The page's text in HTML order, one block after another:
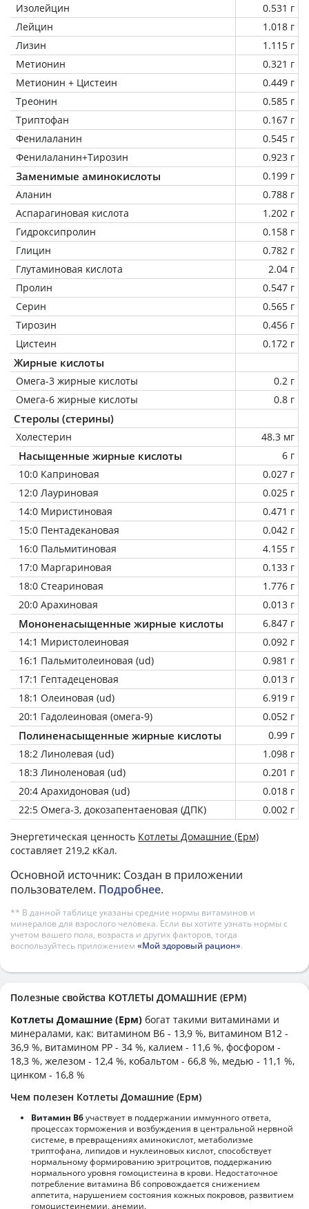
Изолейцин
0.531 г
Лейцин
1.018 г
Лизин
1.115 г
Метионин
0.321 г
Метионин + Цистеин
0.449 г
Треонин
0.585 г
Триптофан
0.167 г
Фенилаланин
0.545 г
Фенилаланин+Тирозин
0.923 г
Заменимые аминокислоты
0.199 г
Аланин
0.788 г
Аспарагиновая кислота
1.202 г
Гидроксипролин
0.158 г
Глицин
0.782 г
Глутаминовая кислота
2.04 г
Пролин
0.547 г
Серин
0.565 г
Тирозин
0.456 г
Цистеин
0.172 г
Жирные кислоты
Омега-3 жирные кислоты
0.2 г
Омега-6 жирные кислоты
0.8 г
Стеролы (стерины)
Холестерин 48.3 мг
Насыщенные жирные кислоты
6 г
10:0 Каприновая
0.027 г
12:0 Лауриновая
0.025 г
14:0 Миристиновая
0.471 г
15:0 Пентадекановая
0.042 г
16:0 Пальмитиновая
4.155 г
17:0 Маргариновая
0.133 г
18:0 Стеариновая
1.776 г
20:0 Арахиновая
0.013 г
Мононенасыщенные жирные кислоты
6.847 г
14:1 Миристолеиновая
0.092 г
16:1 Пальмитолеиновая (ud)
0.981 г
17:1 Гептадеценовая
0.013 г
18:1 Олеиновая (ud)
6.919 г
20:1 Гадолеиновая (омега-9)
0.052 г
Полиненасыщенные жирные кислоты
0.99 г
18:2 Линолевая (ud)
1.098 г
18:3 Линоленовая (ud)
0.201 г
20:4 Арахидоновая (ud)
0.018 г
22:5 Омега-3, докозапентаеновая (ДПК)
0.002 г
Энергетическая ценность Котлеты Домашние (Ерм)
составляет 219,2 кКал.
Основной источник: Создан в приложении
пользователем. Подробнее.
** В данной таблице указаны средние нормы витаминов и
минералов для взрослого человека. Если вы хотите узнать нормы с
учетом вашего пола, возраста и других факторов, тогда
воспользуйтесь приложением «Мой здоровый рацион».
Полезные свойства КОТЛЕТЫ ДОМАШНИЕ (ЕРМ)
Котлеты Домашние (Ерм) богат такими витаминами и
минералами, как: витамином B6 - 13,9 %, витамином B12 -
36,9 %, витамином PP - 34 %, калием - 11,6 %, фосфором -
18,3 %, железом - 12,4 %, кобальтом - 66,8 %, медью - 11,1 %,
цинком - 16,8 %
Чем полезен Котлеты Домашние (Ерм)
Витамин В6участвует в поддержании иммунного ответа,
процессах торможения и возбуждения в центральной нервной
системе, в превращениях аминокислот, метаболизме
триптофана, липидов и нуклеиновых кислот, способствует
нормальному формированию эритроцитов, поддержанию
нормального уровня гомоцистеина в крови. Недостаточное
потребление витамина В6 сопровождается снижением
аппетита, нарушением состояния кожных покровов, развитием
гомоцистеинемии, анемии.